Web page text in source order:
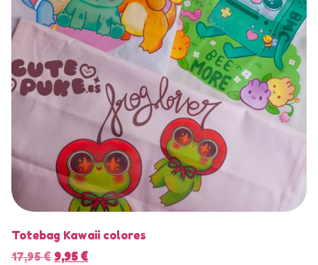
Totebag Kawaii colores
17,95€ 9,95 €